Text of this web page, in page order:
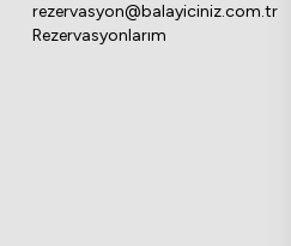
rezervasyon@balayiciniz.com.tr
Rezervasyonlarım